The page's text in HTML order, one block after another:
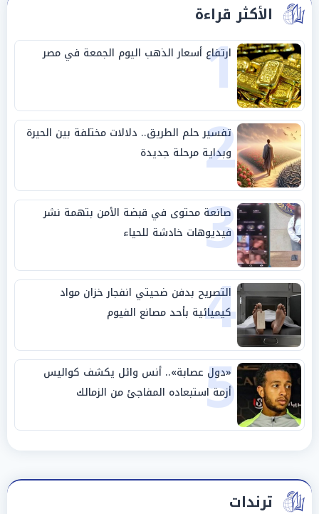
الأكثر قراءة
1
ارتفاع أسعار الذهب اليوم الجمعة في مصر
2
تفسير حلم الطريق.. دلالات مختلفة بين الحيرة
وبداية مرحلة جديدة
3
صانعة محتوى في قبضة الأمن بتهمة نشر
فيديوهات خادشة للحياء
4
التصريح بدفن ضحيتي انفجار خزان مواد
كيميائية بأحد مصانع الفيوم
5
«دول عصابة».. أنس وائل يكشف كواليس
أزمة استبعاده المفاجئ من الزمالك
ترندات